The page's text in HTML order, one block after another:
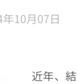
10月07日
近年、